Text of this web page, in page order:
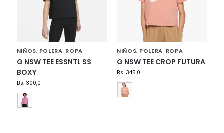
NIÑOS, POLERA, ROPA
G NSW TEE ESSNTL SS
BOXY
Bs.300,0
NIÑOS, POLERA, ROPA
G NSW TEE CROP FUTURA
Bs.345,0